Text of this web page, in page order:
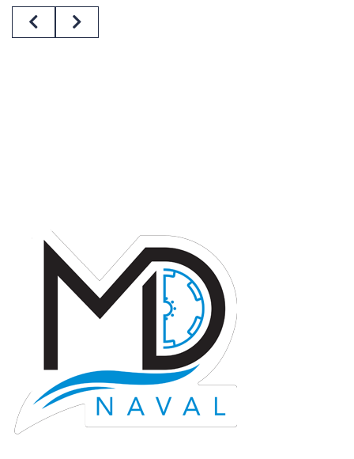
hydraulique complète.
Encore une belle réalisation, vraiment fier de mes gars !
Previous